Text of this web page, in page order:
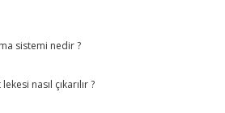
sistemi nedir ?
nasıl çıkarılır ?